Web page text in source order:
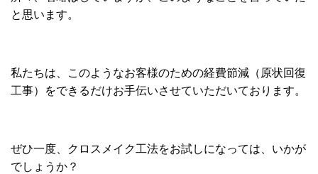
と思います。
私たちは、このようなお客様のための経費節減（原状回復
工事）をできるだけお手伝いさせていただいております。
ぜひ一度、クロスメイク工法をお試しになっては、いかが
でしょうか？